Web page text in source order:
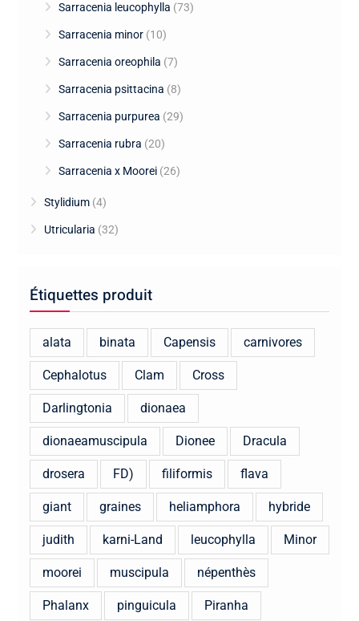
Sarracenia leucophylla (73)
Sarracenia minor (10)
Sarracenia oreophila (7)
Sarracenia psittacina (8)
Sarracenia purpurea (29)
Sarracenia rubra (20)
Sarracenia x Moorei (26)
Stylidium (4)
Utricularia (32)
Étiquettes produit
alata binata Capensis carnivores
Cephalotus Clam Cross
Darlingtonia dionaea
dionaeamuscipula Dionee Dracula
drosera FD) filiformis flava
giant graines heliamphora hybride
judith karni-Land leucophylla Minor
moorei muscipula népenthès
Phalanx pinguicula Piranha